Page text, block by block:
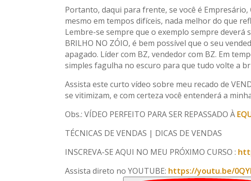
Portanto, daqui para frente, se você é
mesmo em tempos difíceis, nada melhor do que
Lembre-se sempre que o exemplo sempre deverá
BRILHO NO ZÓIO, é bem possível que o seu
apagado. Líder com BZ, vendedor com BZ. Em
simples fagulha no escuro para que tudo volte a
Assista este curto vídeo sobre meu recado de
se vitimizam, e com certeza você entenderá a
Obs.: VÍDEO PERFEITO PARA SER REPASSADO À
TÉCNICAS DE VENDAS | DICAS DE VENDAS
INSCREVA-SE AQUI NO MEU PRÓXIMO CURSO :
Assista direto no YOUTUBE: https://youtu.be/